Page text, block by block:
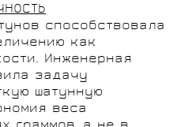
способствовала
как
Инженерная
задачу
шатунную
веса